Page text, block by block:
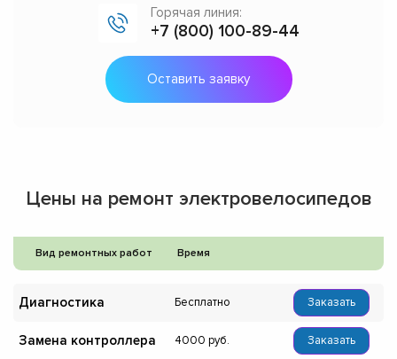
Горячая линия:
+7 (800) 100-89-44
Оставить заявку
Цены на ремонт электровелосипедов
Вид ремонтных работ Время
Диагностика Бесплатно Заказать
Замена контроллера 4000 Заказать